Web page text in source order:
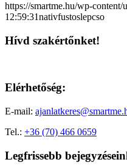
https://smartme.hu/wp-
12:59:31nativfustoslepcso
Hívd szakértőnket!
Elérhetőség:
E-mail:
Tel.: +36 (70) 466 0659
Legfrissebb